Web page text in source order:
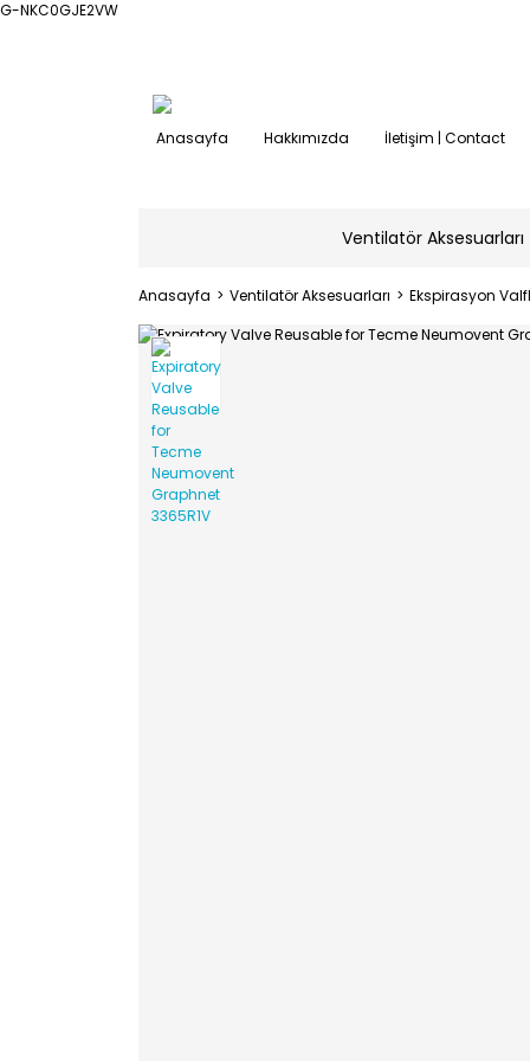
G-NKC0GJE2VW
Anasayfa Hakkımızda İletişim | Contact
Ventilatör Aksesuarları
Anasayfa Ventilatör Aksesuarları Ekspirasyon